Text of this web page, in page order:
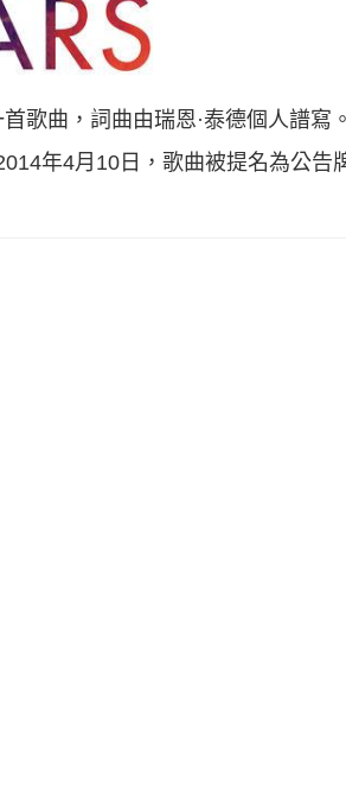
歌曲，詞曲由瑞恩·泰德個人譜寫
年4月10日，歌曲被提名為公告